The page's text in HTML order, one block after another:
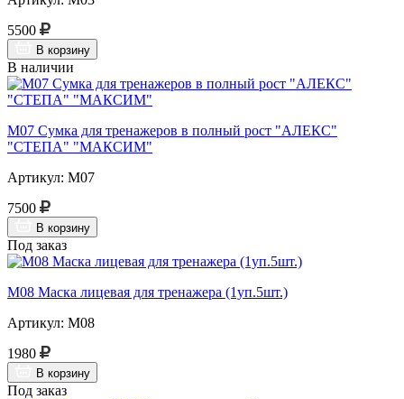
5500
В корзину
В наличии
М07 Сумка для тренажеров в полный рост "АЛЕКС"
"СТЕПА" "МАКСИМ"
Артикул: М07
7500
В корзину
Под заказ
М08 Маска лицевая для тренажера (1уп.5шт.)
Артикул: М08
1980
В корзину
Под заказ